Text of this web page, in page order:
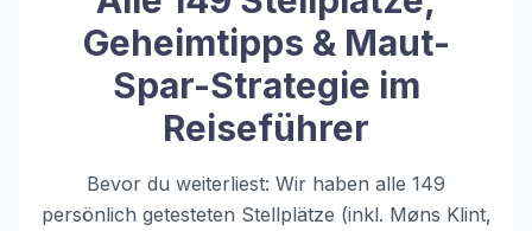
Geheimtipps & Maut-
Spar-Strategie im
Reiseführer
Bevor du weiterliest: Wir haben alle 149
persönlich getesteten Stellplätze (inkl. Møns Klint,